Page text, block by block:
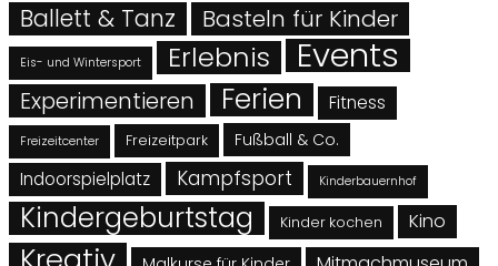
Ballett & Tanz Basteln für Kinder
Eis- und Wintersport Erlebnis Events
Experimentieren Ferien Fitness
Freizeitcenter Freizeitpark Fußball & Co.
Indoorspielplatz Kampfsport Kinderbauernhof
Kindergeburtstag Kinder kochen Kino